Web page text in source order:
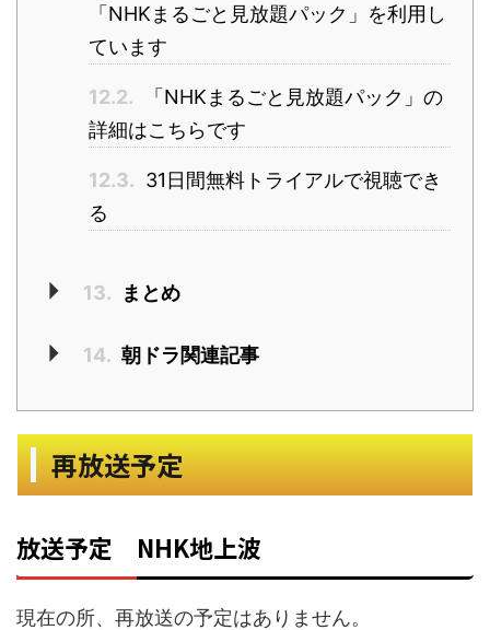
「NHKまるごと見放題パック」を利用し
ています
12.2.
「NHKまるごと見放題パック」の
詳細はこちらです
12.3. 31日間無料トライアルで視聴でき
る
13. まとめ
14. 朝ドラ関連記事
再放送予定
放送予定 NHK地上波
現在の所、再放送の予定はありません。